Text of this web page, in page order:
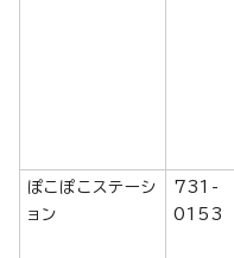
ぽこぽこステーシ
ョン
731-
0153